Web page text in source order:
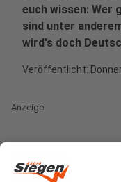
euch wissen: Wer
sind unter
wird's doch
Veröffentlicht:
Anzeige